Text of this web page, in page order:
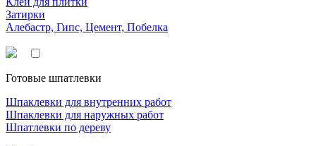
Затирки
Алебастр, Гипс, Цемент, Побелка
Готовые шпатлевки
Шпаклевки для внутренних работ
Шпаклевки для наружных работ
Шпатлевки по дереву